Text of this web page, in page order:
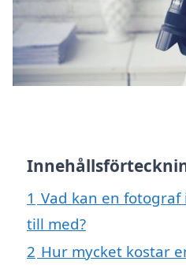
1 Vad kan en
till med?
2 Hur mycket kostar